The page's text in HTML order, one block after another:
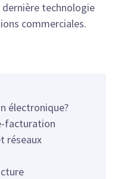
technologie
commerciales.
électronique?
facturation
réseaux